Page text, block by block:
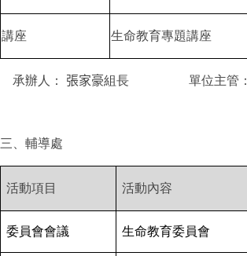
講座 生命教育專題講座
承辦人： 張家豪組長 單位主管：
三、輔導處
活動項目 活動內容
委員會會議 生命教育委員會